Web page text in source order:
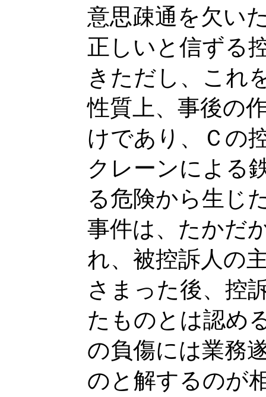
意思疎通を欠い
正しいと信ずる
きただし、これ
性質上、事後の
けであり、Ｃの
クレーンによる
る危険から生じ
事件は、たかだ
れ、被控訴人の
さまった後、控
たものとは認め
の負傷には業務
のと解するのが